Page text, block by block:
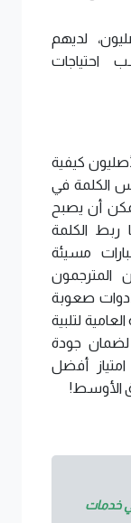
لديهم
احتياجات
كيفية
الكلمة في
أن يصبح
ربط الكلمة
مسيئة
المترجمون
صعوبة
لتلبية
لضمان جودة
أفضل
الأوسط!
خدمات